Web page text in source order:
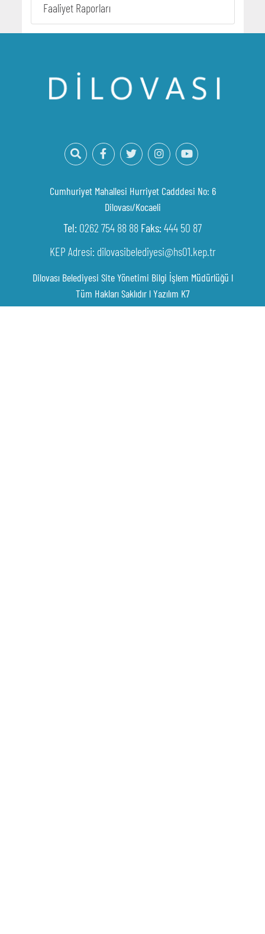
Faaliyet Raporları
Cumhuriyet Mahallesi Hurriyet Cadddesi No: 6
Dilovası/Kocaeli
Tel: 0262 754 88 88 Faks:444 50 87
KEP Adresi: dilovasibelediyesi@hs01.kep.tr
Dilovası Belediyesi Site Yönetimi Bilgi İşlem Müdürlüğü l
Tüm Hakları Saklıdır lYazılım K7